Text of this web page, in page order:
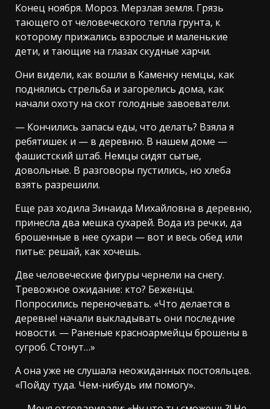
Конец ноября. Мороз. Мерзлая земля. Грязь
тающего от человеческого тепла грунта, к
которому прижались взрослые и маленькие
дети, и тающие на глазах скудные харчи.
Они видели, как вошли в Каменку немцы, как
поднялись стрельба и загорелись дома, как
начали охоту на скот голодные завоеватели.
— Кончились запасы еды, что делать? Взяла я
ребятишек и — в деревню. В нашем доме —
фашистский штаб. Немцы сидят сытые,
довольные. В разговоры пустились, но хлеба
взять разрешили.
Еще раз ходила Зинаида Михайловна в деревню,
принесла два мешка сухарей. Вода из речки, да
брошенные в нее сухари — вот и весь обед или
питье: решай, как хочешь.
Две человеческие фигуры чернели на снегу.
Тревожное ожидание: кто? Беженцы.
Попросились переночевать. «Что делается в
деревне! начали выкладывать они последние
новости. — Раненые красноармейцы брошены в
сугроб. Стонут…»
А она уже не слушала неожиданных постояльцев.
«Пойду туда. Чем-нибудь им помогу».